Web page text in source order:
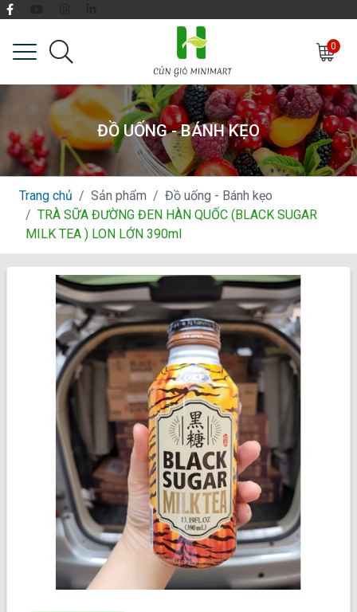
0
ĐỒ UỐNG - BÁNH KẸO
Trang chủ Sản phẩm
Đồ uống - Bánh kẹo
TRÀ SỮA ĐƯỜNG ĐEN HÀN QUỐC (BLACK SUGAR
MILK TEA ) LON LỚN 390ml